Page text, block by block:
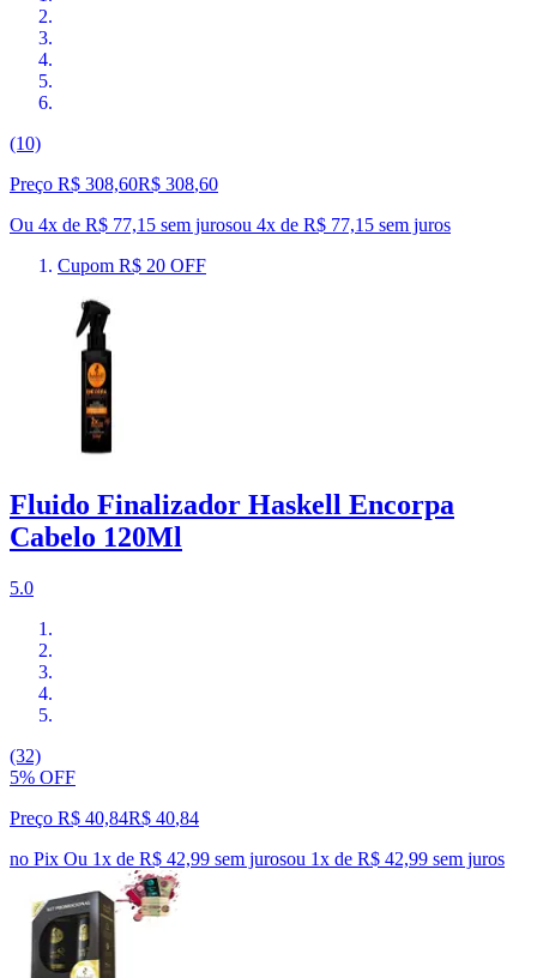
(10)
Preço R$ 308,60R$ 308,60
Ou 4x de R$ 77,15 sem jurosou 4x de R$ 77,15 sem juros
Cupom R$ 20 OFF
Fluido Finalizador Haskell Encorpa
Cabelo 120Ml
5.0
(32)
5% OFF
Preço R$ 40,84R$ 40,84
no Pix Ou 1x de R$ 42,99 sem jurosou 1x de R$ 42,99 sem juros